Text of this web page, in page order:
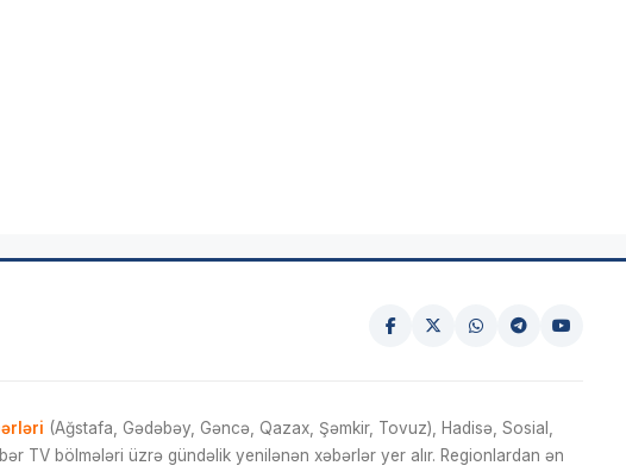
(Ağstafa, Gədəbəy, Gəncə, Qazax, Şəmkir, Tovuz), Hadisə, Sosial,
TV bölmələri üzrə gündəlik yenilənən xəbərlər yer alır. Regionlardan ən